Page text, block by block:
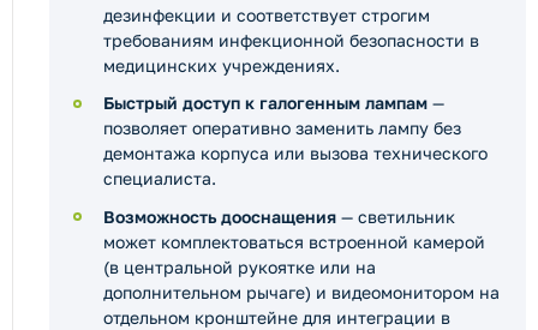
дезинфекции и соответствует строгим
требованиям инфекционной безопасности в
медицинских учреждениях.
Быстрый доступ к галогенным лампам —
позволяет оперативно заменить лампу без
демонтажа корпуса или вызова технического
специалиста.
Возможность дооснащения — светильник
может комплектоваться встроенной камерой
(в центральной рукоятке или на
дополнительном рычаге) и видеомонитором на
отдельном кронштейне для интеграции в